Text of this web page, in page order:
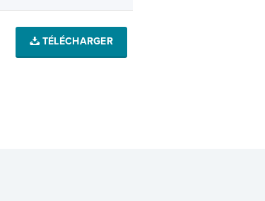
TÉLÉCHARGER